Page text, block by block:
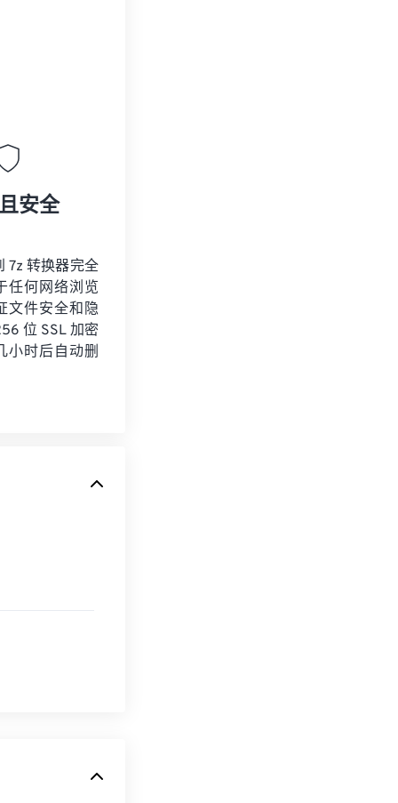
安全
7z 转换器完全
任何网络浏览
文件安全和隐
位 SSL 加密
小时后自动删